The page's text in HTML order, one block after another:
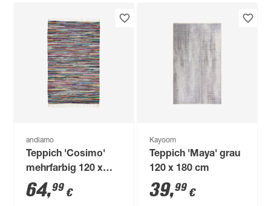
andiamo
Teppich 'Cosimo'
mehrfarbig 120 x
180 cm
64,99 €
Kayoom
Teppich 'Maya' grau
120 x 180 cm
39,99 €